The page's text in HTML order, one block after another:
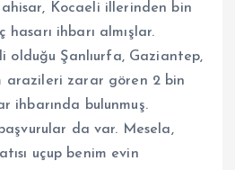
Kocaeli illerinden bin
hasarı ihbarı almışlar.
olduğu Şanlıurfa, Gaziantep,
arazileri zarar gören 2 bin
ihbarında bulunmuş.
da var. Mesela,
uçup benim evin